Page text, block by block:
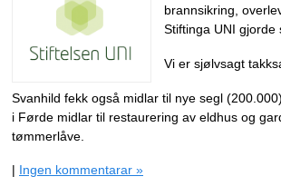
brannsikring,
Stiftinga UNI
Vi er sjølvsagt
Svanhild fekk også midlar til nye segl
i Førde midlar til restaurering av eldhus og
tømmerlåve.
| Ingen kommentarar »